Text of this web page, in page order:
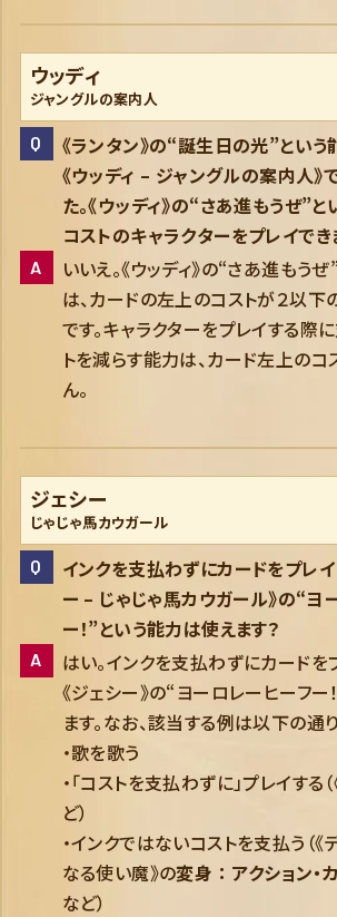
ウッディ
ジャングルの案内人
《ランタン》の“誕生日の光”という
《ウッディ – ジャングルの案内人》
た。《ウッディ》の“さあ進もうぜ”
コストのキャラクターをプレイでき
いいえ。《ウッディ》の“さあ進もう
は、カードの左上のコストが２以下
です。キャラクターをプレイする際
トを減らす能力は、カード左上の
ん。
ジェシー
じゃじゃ馬カウガール
インクを支払わずにカードをプレイ
ー – じゃじゃ馬カウガール》の“ヨ
ー！”という能力は使えます？
はい。インクを支払わずにカードを
《ジェシー》の“ヨーロレーヒーフ
ます。なお、該当する例は以下の通り
・歌を歌う
・「コストを支払わずに」プレイする
ど）
・インクではないコストを支払う（
なる使い魔》の変身 ： アクション・
など）